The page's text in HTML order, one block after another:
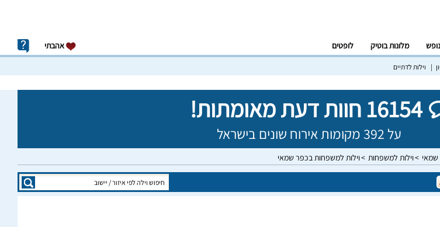
מלונות בוטיק לופטים אהבתי
וילות לדתיים
16154 חוות דעת מאומתות!
על 392 מקומות אירוח שונים בישראל
שמאי וילות למשפחות וילות למשפחות בכפר שמאי